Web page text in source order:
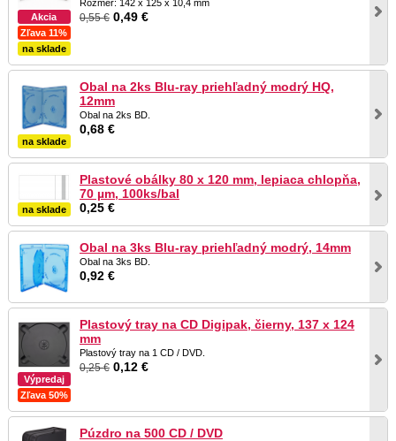
Akcia
Zľava 11%
na sklade
Rozmer: 142 x 125 x 10,4 mm
0,55 €0,49 €
na sklade
Obal na 2ks Blu-ray priehľadný modrý HQ,
12mm
Obal na 2ks BD.
0,68 €
na sklade
Plastové obálky 80 x 120 mm, lepiaca chlopňa,
70 µm, 100ks/bal
0,25 €
Obal na 3ks Blu-ray priehľadný modrý, 14mm
Obal na 3ks BD.
0,92 €
Výpredaj
Zľava 50%
Plastový tray na CD Digipak, čierny, 137 x 124
mm
Plastový tray na 1 CD / DVD.
0,25 €0,12 €
Púzdro na 500 CD / DVD